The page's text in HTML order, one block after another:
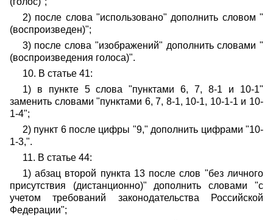
2) после слова "использовано" дополнить словом "
(воспроизведен)";
3) после слова "изображений" дополнить словами "
(воспроизведения голоса)".
10. В статье 41:
1) в пункте 5 слова "пунктами 6, 7, 8-1 и 10-1"
заменить словами "пунктами 6, 7, 8-1, 10-1, 10-1-1 и 10-
1-4";
2) пункт 6 после цифры "9," дополнить цифрами "10-
1-3,".
11. В статье 44:
1) абзац второй пункта 13 после слов "без личного
присутствия (дистанционно)" дополнить словами "с
учетом требований законодательства Российской
Федерации";